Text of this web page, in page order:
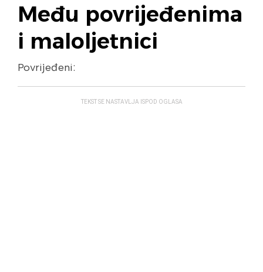
Među povrijeđenima
i maloljetnici
Povrijeđeni:
TEKST SE NASTAVLJA ISPOD OGLASA